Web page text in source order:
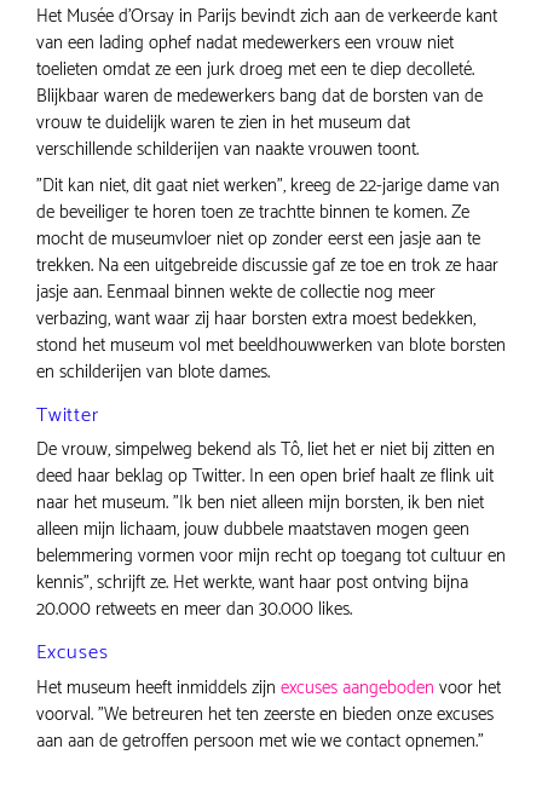
Het Musée d’Orsay in Parijs bevindt zich aan de verkeerde kant
van een lading ophef nadat medewerkers een vrouw niet
toelieten omdat ze een jurk droeg met een te diep decolleté.
Blijkbaar waren de medewerkers bang dat de borsten van de
vrouw te duidelijk waren te zien in het museum dat
verschillende schilderijen van naakte vrouwen toont.
"Dit kan niet, dit gaat niet werken", kreeg de 22-jarige dame van
de beveiliger te horen toen ze trachtte binnen te komen. Ze
mocht de museumvloer niet op zonder eerst een jasje aan te
trekken. Na een uitgebreide discussie gaf ze toe en trok ze haar
jasje aan. Eenmaal binnen wekte de collectie nog meer
verbazing, want waar zij haar borsten extra moest bedekken,
stond het museum vol met beeldhouwwerken van blote borsten
en schilderijen van blote dames.
Twitter
De vrouw, simpelweg bekend als Tô, liet het er niet bij zitten en
deed haar beklag op Twitter. In een open brief haalt ze flink uit
naar het museum. "Ik ben niet alleen mijn borsten, ik ben niet
alleen mijn lichaam, jouw dubbele maatstaven mogen geen
belemmering vormen voor mijn recht op toegang tot cultuur en
kennis", schrijft ze. Het werkte, want haar post ontving bijna
20.000 retweets en meer dan 30.000 likes.
Excuses
Het museum heeft inmiddels zijn excuses aangeboden voor het
voorval. "We betreuren het ten zeerste en bieden onze excuses
aan aan de getroffen persoon met wie we contact opnemen."